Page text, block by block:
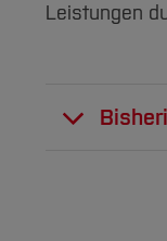
Leistungen